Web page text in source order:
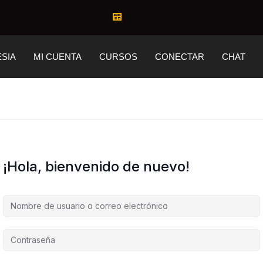
MI CUENTA CURSOS CONECTAR CHAT
¡Hola, bienvenido de nuevo!